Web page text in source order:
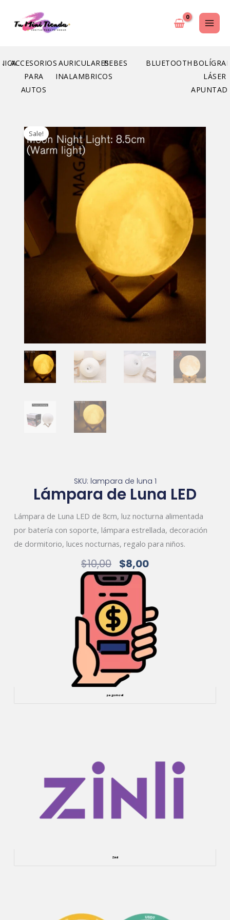
contenido
ACCESORIOS
PARA
AUTOS
AURICULARES
INALAMBRICOS
BEBES BLUETOOTH
LÁSER
Sale!
SKU: lampara de luna 1
Lámpara de Luna LED
Lámpara de Luna LED de 8cm, luz nocturna alimentada
por batería con soporte, lámpara estrellada, decoración
de dormitorio, luces nocturnas, regalo para niños.
$10,00 Original
Price
Was:
$10,00.
$8,00Current
pagomovil
Zinli